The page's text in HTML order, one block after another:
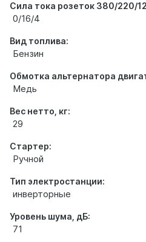
Сила тока розеток 380/220/
0/16/4
Вид топлива:
Бензин
Обмотка альтернатора
Медь
Вес нетто, кг:
29
Стартер:
Ручной
Тип электростанции:
инверторные
Уровень шума, дБ:
71